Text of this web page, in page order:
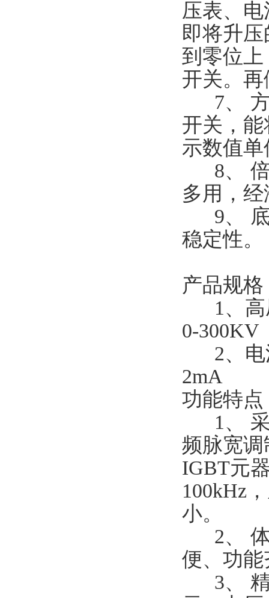
压表、
即将升
到零位
开关。
7、 方
开关，
示数值
8、 倍
多用，
9、 底
稳定性
产品规格
1、高
0-300KV
2、电
2mA
功能特
1、 采
频脉宽
IGBT元
100kHz
小。
2、 体
便、功
3、 精